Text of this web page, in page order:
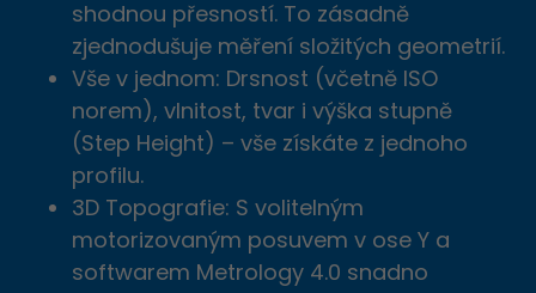
shodnou přesností. To zásadně
zjednodušuje měření složitých geometrií.
Vše v jednom: Drsnost (včetně ISO
norem), vlnitost, tvar i výška stupně
(Step Height) – vše získáte z jednoho
profilu.
3D Topografie: S volitelným
motorizovaným posuvem v ose Y a
softwarem Metrology 4.0 snadno